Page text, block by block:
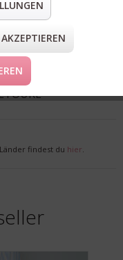
teilen
findest du hier.